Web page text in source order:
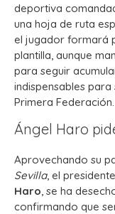
deportiva
una hoja de ruta
el jugador formará
plantilla, aunque
para seguir
indispensables
Primera Federación.
Ángel Haro
Aprovechando su
Sevilla, el
Haro, se ha
confirmando que